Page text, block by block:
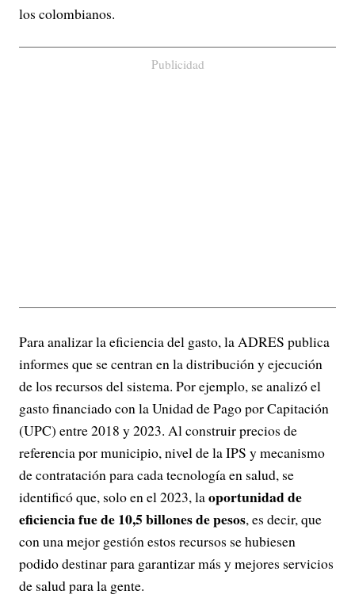
los colombianos.
Publicidad
Para analizar la eficiencia del gasto, la ADRES publica
informes que se centran en la distribución y ejecución
de los recursos del sistema. Por ejemplo, se analizó el
gasto financiado con la Unidad de Pago por Capitación
(UPC) entre 2018 y 2023. Al construir precios de
referencia por municipio, nivel de la IPS y mecanismo
de contratación para cada tecnología en salud, se
identificó que, solo en el 2023, laoportunidad de
eficiencia fue de 10,5 billones de pesos, es decir, que
con una mejor gestión estos recursos se hubiesen
podido destinar para garantizar más y mejores servicios
de salud para la gente.